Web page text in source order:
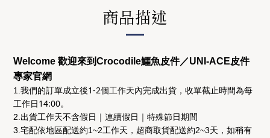
商品描述
Welcome 歡迎來到Crocodile鱷魚皮件／UNI-ACE皮件
專家官網
1.我們的訂單成立後1-2個工作天內完成出貨， 收單截止時間為每
工作日14:00。
2.出貨工作天不含假日｜連續假日｜特殊節日期間
3.宅配依地區配送約1~2工作天，超商取貨配送約2~3天，如稍有